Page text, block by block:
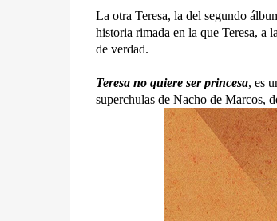
La otra Teresa, la del segundo
historia rimada en la que Teresa, a
de verdad.
Teresa no quiere ser princesa, es
superchulas de Nacho de Marcos,